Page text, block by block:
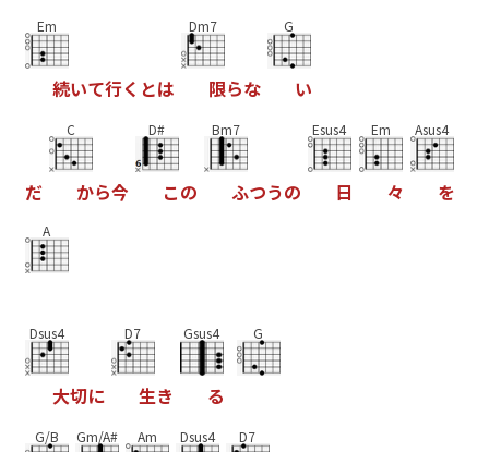
Em
続いて行く とは
Dm7
限らな
G
い
だ
C
から今
D#
この
Bm7
ふつうの
Esus4
日
Em
々
Asus4
を
A
Dsus4
大切に
D7
生き
Gsus4
る
G
G/B Gm/A# Am Dsus4 D7